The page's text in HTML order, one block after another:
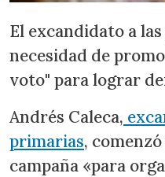
El excandidato a
necesidad de
voto" para lograr
Andrés Caleca,
primarias,
campaña «para